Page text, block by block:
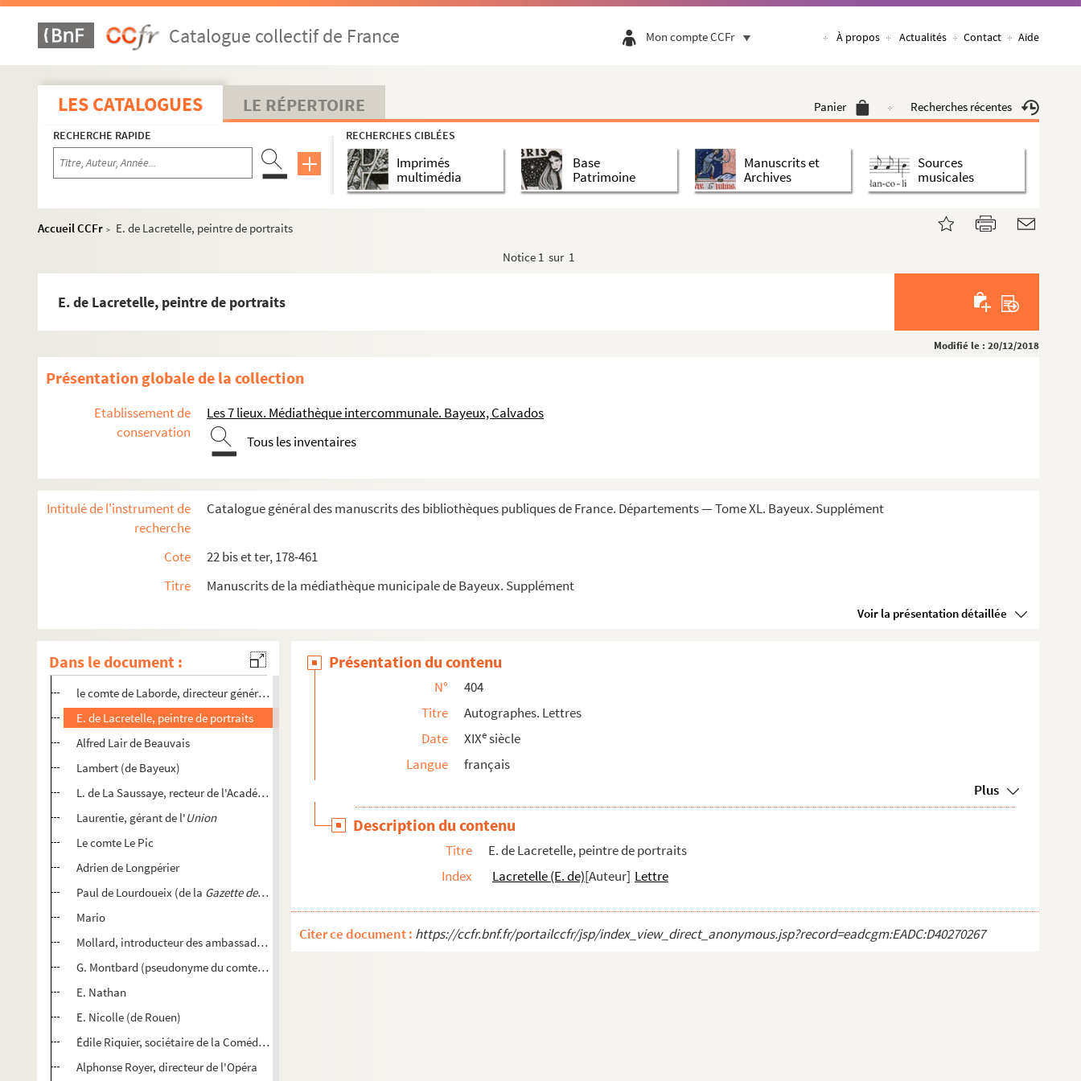
Catalogue collectif de France Mon compte CCFr À propos Actualités Contact Aide
LES CATALOGUES LE RÉPERTOIRE Panier Recherches récentes
RECHERCHE RAPIDE RECHERCHES CIBLÉES
Imprimés
multimédia
Base
Patrimoine
Manuscrits et
Archives
Sources
musicales
Accueil CCFr >
E. de Lacretelle, peintre de portraits
Notice 1 sur 1
E. de Lacretelle, peintre de portraits
Modifié le : 20/12/2018
Présentation globale de la collection
Etablissement de
conservation
Les 7 lieux. Médiathèque intercommunale. Bayeux, Calvados
Tous les inventaires
Intitulé de l'instrument de
recherche
Catalogue général des manuscrits des bibliothèques publiques de France. Départements — Tome XL. Bayeux. Supplément
Cote
22 bis et ter, 178-461
Titre
Manuscrits de la médiathèque municipale de Bayeux. Supplément
Voir la présentation détaillée
Dans le document :
V. Cochinat
Corbière, ministre de l'intérieur (signature)
Louise Coueffin
Augusta Coupey
Cruveilhier, médecin (signature)
Danhauser, professeur au Conservatoire
Delaporte, président de l'Association des sociétés chorales
Fanny Fleury
Gaveaux
De Glanville
Eug. Grangé, président du Caveau (signature)
Ad. Guillon, peintre
Alice Guyard
Comte d'Houdetot
Arthur Kalkbrenner
Léon de Labessade
le comte de Laborde, directeur général des Archives de l'Empire (signature)
E. de Lacretelle, peintre de portraits
Alfred Lair de Beauvais
Lambert (de Bayeux)
L. de La Saussaye, recteur de l'Académie de Lyon
Laurentie, gérant de l'Union
Le comte Le Pic
Adrien de Longpérier
Paul de Lourdoueix (de la Gazette de France
Mario
Mollard, introducteur des ambassadeurs
G. Montbard (pseudonyme du comte G. de Loyé, né à Montbard)
E. Nathan
E. Nicolle (de Rouen)
Édile Riquier, sociétaire de la Comédie française, vice-présidente, trésorière de l'Orphelinat des a...
Alphonse Royer, directeur de l'Opéra
Présentation du contenu
N°
404
Titre
Autographes. Lettres
Date
XIXesiècle
Langue
français
Plus
Description du contenu
Titre
E. de Lacretelle, peintre de portraits
Index
Lacretelle (E. de)[Auteur] Lettre
Citer ce document : https://ccfr.bnf.fr/portailccfr/jsp/index_view_direct_anonymous.jsp?record=eadcgm:EADC:D40270267